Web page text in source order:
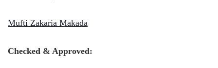
Mufti Zakaria Makada
Checked & Approved: